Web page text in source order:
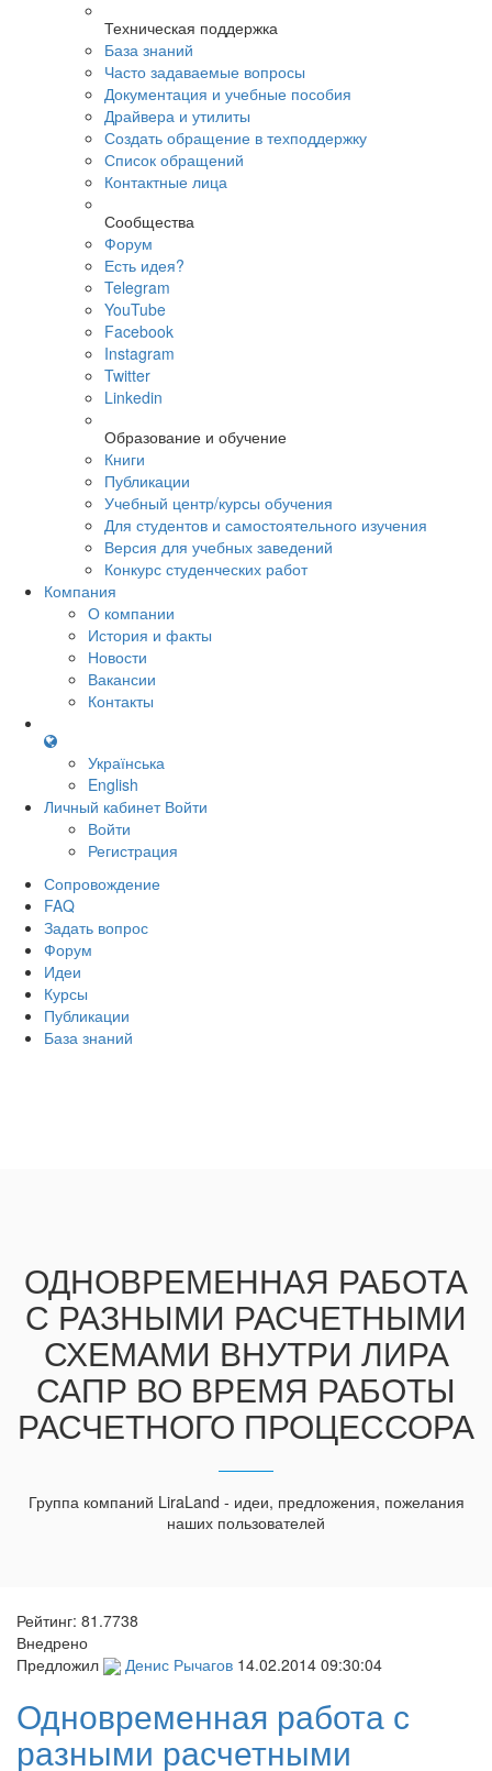
Техническая поддержка
База знаний
Часто задаваемые вопросы
Документация и учебные пособия
Драйвера и утилиты
Создать обращение в техподдержку
Список обращений
Контактные лица
Сообщества
Форум
Есть идея?
Telegram
YouTube
Facebook
Instagram
Twitter
Linkedin
Образование и обучение
Книги
Публикации
Учебный центр/курсы обучения
Для студентов и самостоятельного изучения
Версия для учебных заведений
Конкурс студенческих работ
Компания
О компании
История и факты
Новости
Вакансии
Контакты
Українська
English
Личный кабинет Войти
Войти
Регистрация
Сопровождение
FAQ
Задать вопрос
Форум
Идеи
Курсы
Публикации
База знаний
ОДНОВРЕМЕННАЯ РАБОТА
С РАЗНЫМИ РАСЧЕТНЫМИ
СХЕМАМИ ВНУТРИ ЛИРА
САПР ВО ВРЕМЯ РАБОТЫ
РАСЧЕТНОГО ПРОЦЕССОРА
Группа компаний LiraLand - идеи, предложения, пожелания
наших пользователей
Рейтинг: 81.7738
Внедрено
Предложил
Денис Рычагов 14.02.2014 09:30:04
Одновременная работа с
разными расчетными